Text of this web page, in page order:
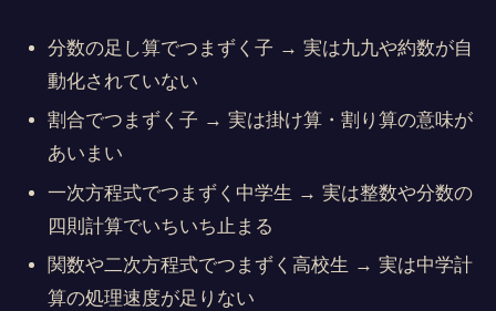
分数の足し算でつまずく子 → 実は九九や約数が自
動化されていない
割合でつまずく子 → 実は掛け算・割り算の意味が
あいまい
一次方程式でつまずく中学生 → 実は整数や分数の
四則計算でいちいち止まる
関数や二次方程式でつまずく高校生 → 実は中学計
算の処理速度が足りない